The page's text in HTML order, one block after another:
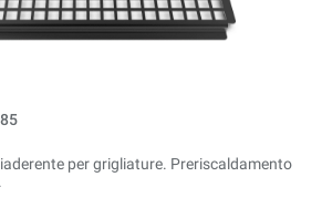
per grigliature. Preriscaldamento